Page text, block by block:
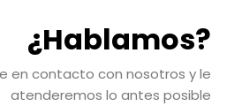
¿Hablamos?
en contacto con nosotros y le
atenderemos lo antes posible